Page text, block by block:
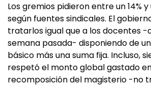
Los gremios pidieron entre un 14% y
según fuentes sindicales. El
tratarlos igual que a los docentes
semana pasada- disponiendo de
básico más una suma fija. Incluso,
respetó el monto global gastado
recomposición del magisterio -no